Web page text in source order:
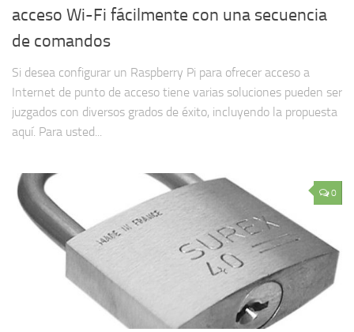
acceso Wi-Fi fácilmente con una secuencia
de comandos
Si desea configurar un Raspberry Pi para ofrecer acceso a
Internet de punto de acceso tiene varias soluciones pueden ser
juzgados con diversos grados de éxito, incluyendo la propuesta
aquí. Para usted...
0